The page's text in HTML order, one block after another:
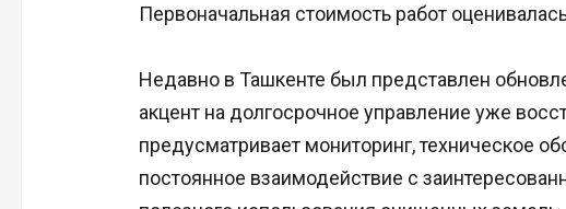
Первоначальная стоимость работ
Недавно в Ташкенте был представлен
акцент на долгосрочное управление уже
предусматривает мониторинг, техническое
постоянное взаимодействие с